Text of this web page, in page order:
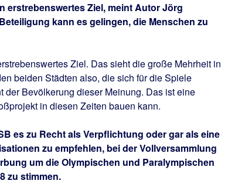
erstrebenswertes Ziel, meint Autor Jörg
kann es gelingen, die Menschen zu
Ziel. Das sieht die große Mehrheit in
beiden Städten also, die sich für die Spiele
Bevölkerung dieser Meinung. Das ist eine
in diesen Zeiten bauen kann.
es zu Recht als Verpflichtung oder gar als eine
zu empfehlen, bei der Vollversammlung
um die Olympischen und Paralympischen
zu stimmen.